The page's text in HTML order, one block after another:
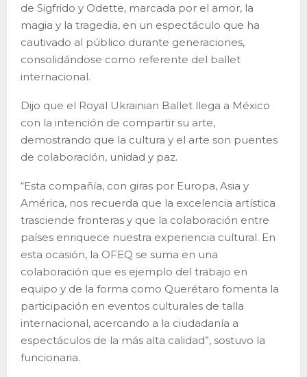
de Sigfrido y Odette, marcada por el amor, la
magia y la tragedia, en un espectáculo que ha
cautivado al público durante generaciones,
consolidándose como referente del ballet
internacional.
Dijo que el Royal Ukrainian Ballet llega a México
con la intención de compartir su arte,
demostrando que la cultura y el arte son puentes
de colaboración, unidad y paz.
“Esta compañía, con giras por Europa, Asia y
América, nos recuerda que la excelencia artística
trasciende fronteras y que la colaboración entre
países enriquece nuestra experiencia cultural. En
esta ocasión, la OFEQ se suma en una
colaboración que es ejemplo del trabajo en
equipo y de la forma como Querétaro fomenta la
participación en eventos culturales de talla
internacional, acercando a la ciudadanía a
espectáculos de la más alta calidad”, sostuvo la
funcionaria.